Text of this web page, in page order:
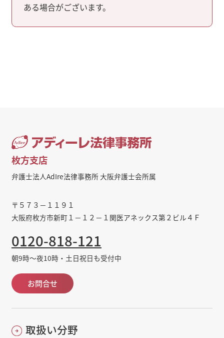
ある場合がございます。
枚方支店
弁護士法人AdIre法律事務所 大阪弁護士会所属
〒５７３－１１９１
大阪府枚方市新町１－１２－１関医アネックス第２ビル４Ｆ
0120-818-121
朝9時～夜10時・土日祝日も受付中
お問合せ
取扱い分野